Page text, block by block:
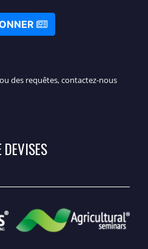
des requêtes, contactez-nous
DEVISES